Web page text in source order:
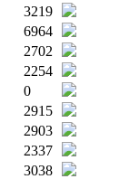
3219
6964
2702
2254
0
2915
2903
2337
3038